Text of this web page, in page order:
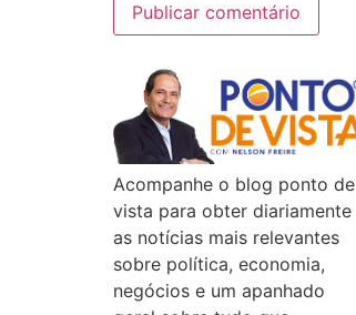
Acompanhe o blog ponto de
vista para obter diariamente
as notícias mais relevantes
sobre política, economia,
negócios e um apanhado